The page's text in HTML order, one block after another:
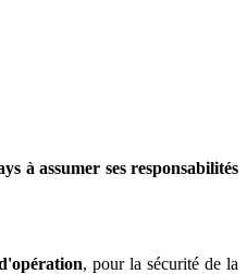
à assumer ses responsabilités
, pour la sécurité de la